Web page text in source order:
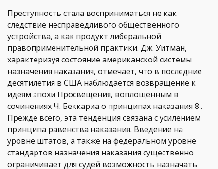
Преступность стала восприниматься не как
следствие несправедливого общественного
устройства, а как продукт либеральной
правоприменительной практики. Дж. Уитман,
характеризуя состояние американской системы
назначения наказания, отмечает, что в последние
десятилетия в США наблюдается возвращение к
идеям эпохи Просвещения, воплощенным в
сочинениях Ч. Беккариа о принципах наказания 8 .
Прежде всего, эта тенденция связана с усилением
принципа равенства наказания. Введение на
уровне штатов, а также на федеральном уровне
стандартов назначения наказания существенно
ограничивает для судей возможность назначать